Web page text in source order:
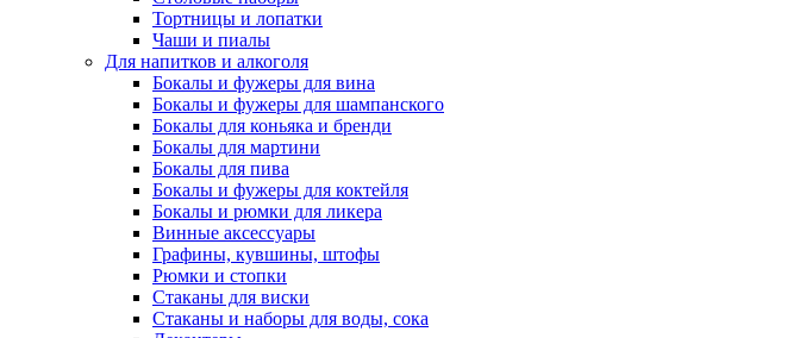
Тортницы и лопатки
Чаши и пиалы
Для напитков и алкоголя
Бокалы и фужеры для вина
Бокалы и фужеры для шампанского
Бокалы для коньяка и бренди
Бокалы для мартини
Бокалы для пива
Бокалы и фужеры для коктейля
Бокалы и рюмки для ликера
Винные аксессуары
Графины, кувшины, штофы
Рюмки и стопки
Стаканы для виски
Стаканы и наборы для воды, сока